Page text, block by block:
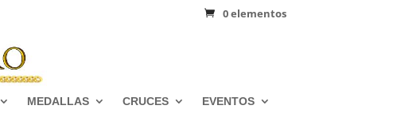
0 elementos
MEDALLAS CRUCES
EVENTOS